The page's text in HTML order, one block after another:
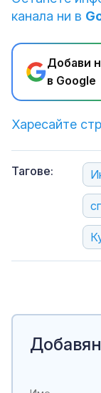
канала ни в
Добави
в Google
Харесайте
Тагове: